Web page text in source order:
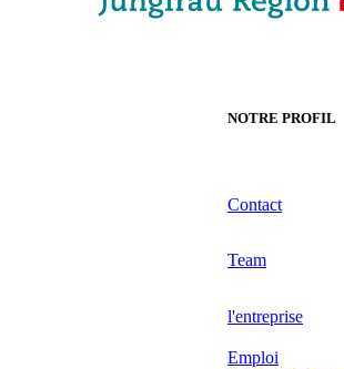
NOTRE PROFIL
Contact
Team
l'entreprise
Emploi